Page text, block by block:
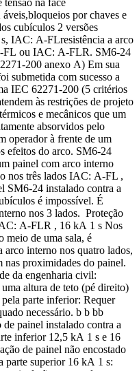
tensão na face
por chaves e
cubículos 2 versões
IAC: A-FLresistência a arco
FL ou IAC: A-FLR. SM6-24
200 anexo A) Em sua
submetida com sucesso a
IEC 62271-200 (5 critérios
às restrições de projeto
e mecânicos que um
absorvidos pelo
operador à frente de um
efeitos do arco. SM6-24
painel com arco interno
nos três lados IAC: A-FL ,
24 instalado contra a
é impossível. É
nos 3 lados. Proteção
A-FLR , 16 kA 1 s Nos
meio de uma sala, é
arco interno nos quatro lados,
nas proximidades do painel.
da engenharia civil:
altura de teto (pé direito)
parte inferior: Requer
necessário. b b bb
painel instalado contra a
inferior 12,5 kA 1 s e 16
de painel não encostado
parte superior 16 kA 1 s: